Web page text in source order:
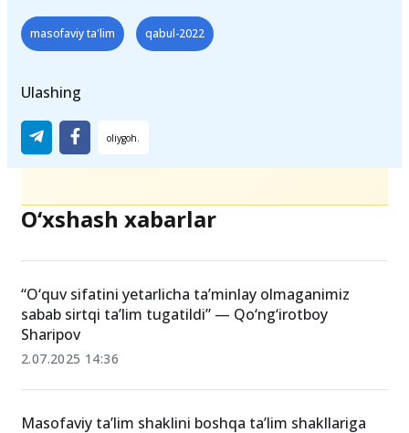
masofaviy ta'lim qabul-2022
Ulashing
O‘xshash xabarlar
“O‘quv sifatini yetarlicha taʼminlay olmaganimiz
sabab sirtqi taʼlim tugatildi” — Qo‘ng‘irotboy
Sharipov
2.07.2025 14:36
Masofaviy ta’lim shaklini boshqa ta’lim shakllariga